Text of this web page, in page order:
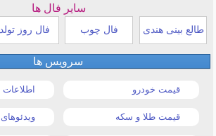
سایر فال ها
طالع بینی هندی فال چوب فال روز تولد
سرویس ها
قیمت خودرو اطلاعات
قیمت طلا و سکه